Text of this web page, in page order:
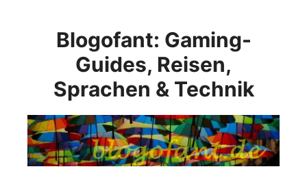
Blogofant: Gaming-
Guides, Reisen,
Sprachen & Technik